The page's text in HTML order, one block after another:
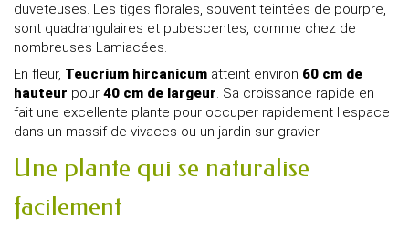
duveteuses. Les tiges florales, souvent teintées de pourpre,
sont quadrangulaires et pubescentes, comme chez de
nombreuses Lamiacées.
En fleur, Teucrium hircanicum atteint environ 60 cm de
hauteur pour 40 cm de largeur. Sa croissance rapide en
fait une excellente plante pour occuper rapidement l'espace
dans un massif de vivaces ou un jardin sur gravier.
Une plante qui se naturalise
facilement